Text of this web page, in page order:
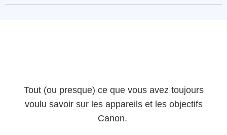
Tout (ou presque) ce que vous avez toujours
voulu savoir sur les appareils et les objectifs
Canon.